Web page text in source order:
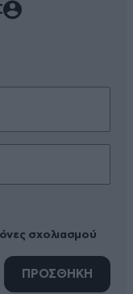
σχολιασμού
ΠΡΟΣΘΗΚΗ